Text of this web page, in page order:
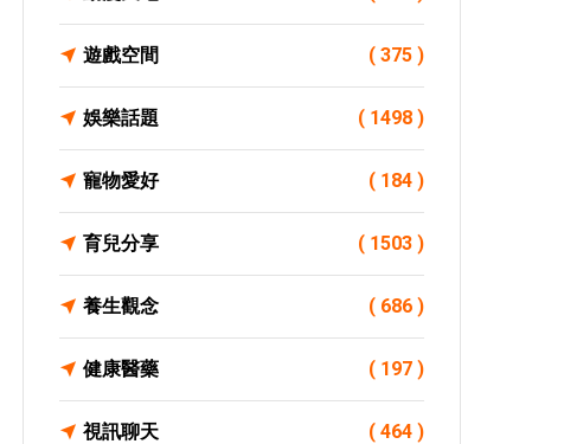
遊戲空間 ( 375 )
娛樂話題 ( 1498 )
寵物愛好 ( 184 )
育兒分享 ( 1503 )
養生觀念 ( 686 )
健康醫藥 ( 197 )
視訊聊天 ( 464 )